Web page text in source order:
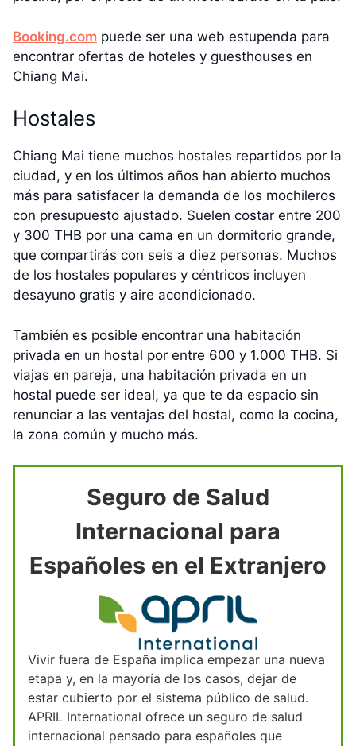
Booking.com puede ser una web estupenda para
encontrar ofertas de hoteles y guesthouses en
Chiang Mai.
Hostales
Chiang Mai tiene muchos hostales repartidos por la
ciudad, y en los últimos años han abierto muchos
más para satisfacer la demanda de los mochileros
con presupuesto ajustado. Suelen costar entre 200
y 300 THB por una cama en un dormitorio grande,
que compartirás con seis a diez personas. Muchos
de los hostales populares y céntricos incluyen
desayuno gratis y aire acondicionado.
También es posible encontrar una habitación
privada en un hostal por entre 600 y 1.000 THB. Si
viajas en pareja, una habitación privada en un
hostal puede ser ideal, ya que te da espacio sin
renunciar a las ventajas del hostal, como la cocina,
la zona común y mucho más.
Seguro de Salud
Internacional para
Españoles en el Extranjero
Vivir fuera de España implica empezar una nueva
etapa y, en la mayoría de los casos, dejar de
estar cubierto por el sistema público de salud.
APRIL International ofrece un seguro de salud
internacional pensado para españoles que